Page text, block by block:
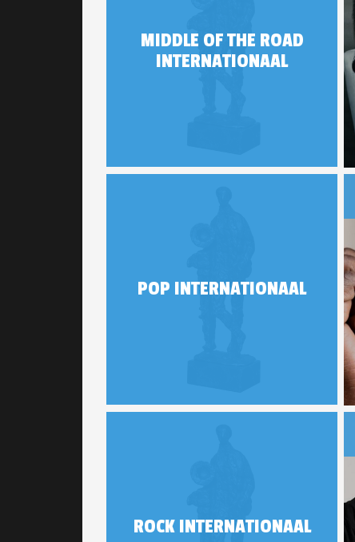
MIDDLE OF THE ROAD
INTERNATIONAAL
POP INTERNATIONAAL
ROCK INTERNATIONAAL